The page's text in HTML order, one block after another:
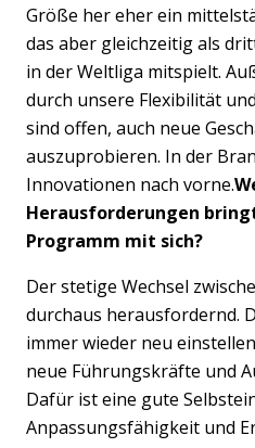
Größe her eher ein
das aber gleichzeitig als
in der Weltliga mitspielt.
durch unsere Flexibilität
sind offen, auch neue
auszuprobieren. In der
Innovationen nach vorne.
Herausforderungen
Programm mit sich?
Der stetige Wechsel
durchaus herausfordernd.
immer wieder neu
neue Führungskräfte und
Dafür ist eine gute
Anpassungsfähigkeit und